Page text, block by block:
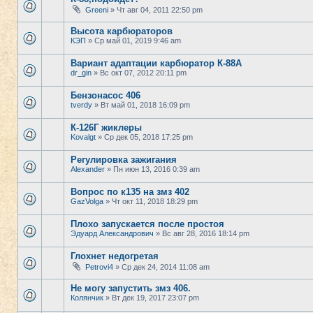
Greeni » Чт авг 04, 2011 22:50 pm
Высота карбюраторов
КЭП » Ср май 01, 2019 9:46 am
Вариант адаптации карбюратор К-88А
dr_gin » Вс окт 07, 2012 20:11 pm
Бензонасос 406
tverdy » Вт май 01, 2018 16:09 pm
К-126Г жиклеры
Kovalgt » Ср дек 05, 2018 17:25 pm
Регулировка зажигания
Alexander » Пн июн 13, 2016 0:39 am
Вопрос по к135 на змз 402
GazVolga » Чт окт 11, 2018 18:29 pm
Плохо запускается после простоя
Эдуард Александрович » Вс авг 28, 2016 18:14 pm
Глохнет недогретая
Petrovi4 » Ср дек 24, 2014 11:08 am
Не могу запустить змз 406.
Колянчик » Вт дек 19, 2017 23:07 pm